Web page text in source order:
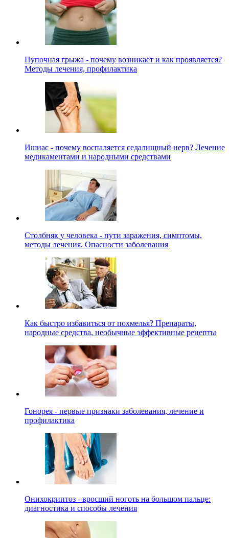
Пупочная грыжа - почему возникает и как проявляется?
Методы лечения, профилактика
Ишиас - почему воспаляется седалищный нерв? Лечение
медикаментами и народными средствами
Столбняк у человека - пути заражения, симптомы,
методы лечения. Опасности заболевания
Как быстро избавиться от похмелья? Препараты,
народные средства, необычные эффективные рецепты
Гонорея - первые признаки заболевания, лечение и
профилактика
Онихокриптоз - вросший ноготь на большом пальце:
диагностика и способы лечения